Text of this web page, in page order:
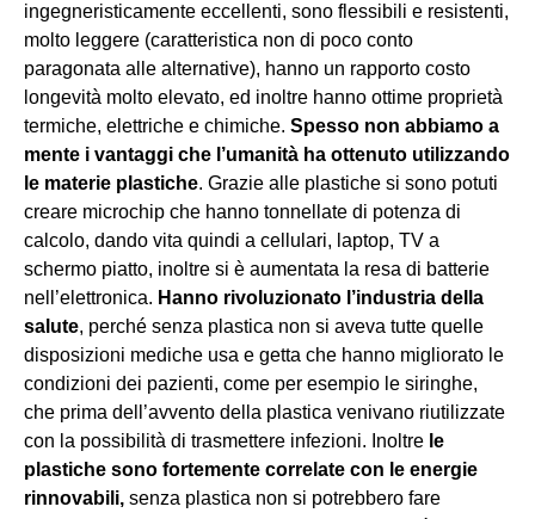
ingegneristicamente eccellenti, sono flessibili e resistenti,
molto leggere (caratteristica non di poco conto
paragonata alle alternative), hanno un rapporto costo
longevità molto elevato, ed inoltre hanno ottime proprietà
termiche, elettriche e chimiche. Spesso non abbiamo a
mente i vantaggi che l’umanità ha ottenuto utilizzando
le materie plastiche. Grazie alle plastiche si sono potuti
creare microchip che hanno tonnellate di potenza di
calcolo, dando vita quindi a cellulari, laptop, TV a
schermo piatto, inoltre si è aumentata la resa di batterie
nell’elettronica. Hanno rivoluzionato l’industria della
salute, perché senza plastica non si aveva tutte quelle
disposizioni mediche usa e getta che hanno migliorato le
condizioni dei pazienti, come per esempio le siringhe,
che prima dell’avvento della plastica venivano riutilizzate
con la possibilità di trasmettere infezioni. Inoltre le
plastiche sono fortemente correlate con le energie
rinnovabili, senza plastica non si potrebbero fare